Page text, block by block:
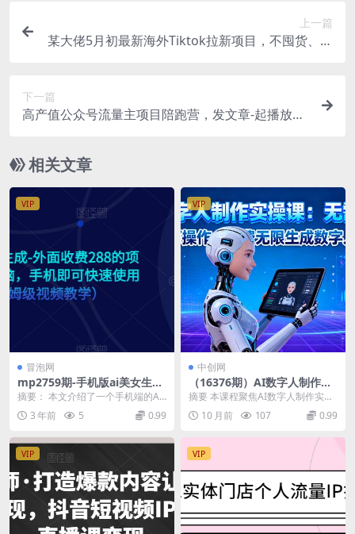
上一篇
某大佬5月初最新海外Tiktok拉新项目，不囤货、低
下一篇
高产值公众号流量主项目陪跑营，发文章-起播放量-
相关文章
VIP
冒泡网
mp2759期-手机版ai美女生
成-外面收费288的项目，不需
要电脑，手机即可快速使用
（全程保姆级视频教学）(手机
即可快速使用)
摘要： 本文介绍了一个手机端的AI
绘画项目，能够快速生成AI美女。
用户可以自行设...
3 年前 5 0.99
VIP
中创网
（16376期）AI数字人制作实
操课：无需技术，新手可操
作，免费无限生成数字人技
术！
摘要 本课程聚焦AI数字人制作实
操，专为零基础新手设计。学员无
需编程技术，跟随简...
10 月前 107 0.99
VIP VIP